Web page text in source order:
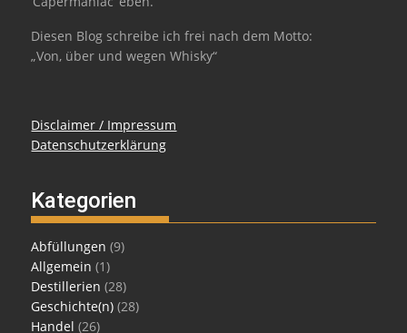
Diesen Blog schreibe ich frei nach dem Motto:
„Von, über und wegen Whisky“
Disclaimer / Impressum
Datenschutzerklärung
Kategorien
Abfüllungen (9)
Allgemein (1)
Destillerien (28)
Geschichte(n) (28)
Handel (26)